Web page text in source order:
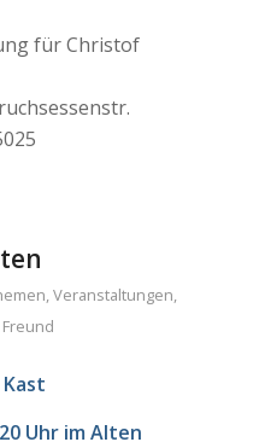
für Christof
,Veranstaltungen,
Uhr im Alten